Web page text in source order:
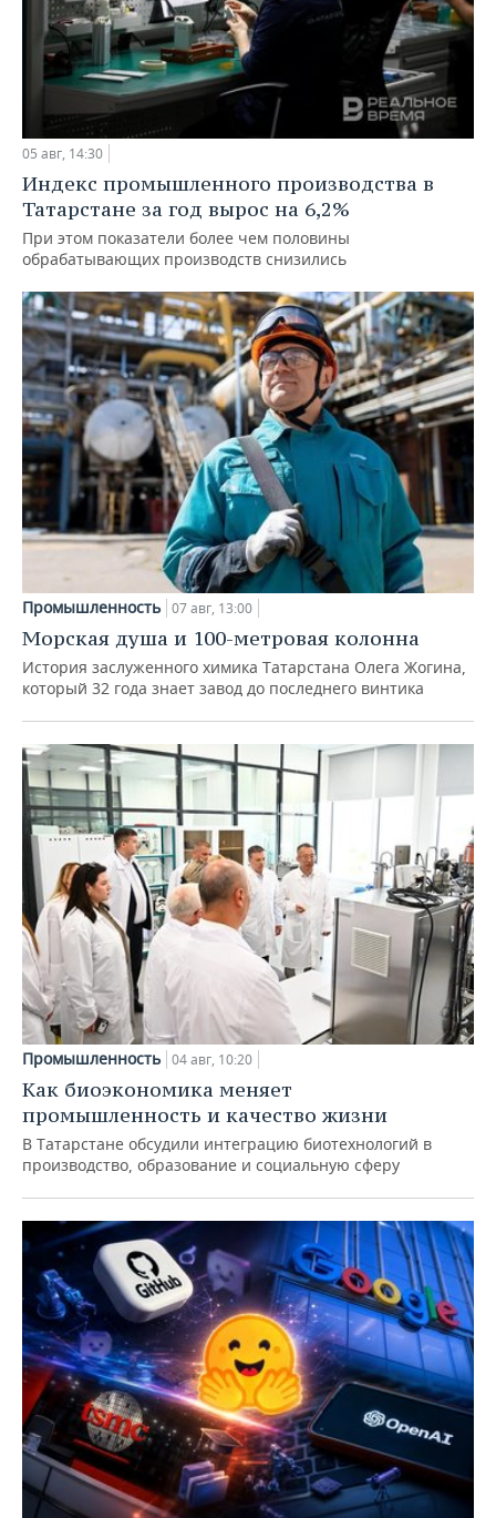
05 авг, 14:30
Индекс промышленного производства в
Татарстане за год вырос на 6,2%
При этом показатели более чем половины
обрабатывающих производств снизились
Промышленность 07 авг, 13:00
Морская душа и 100-метровая колонна
История заслуженного химика Татарстана Олега Жогина,
который 32 года знает завод до последнего винтика
Промышленность 04 авг, 10:20
Как биоэкономика меняет
промышленность и качество жизни
В Татарстане обсудили интеграцию биотехнологий в
производство, образование и социальную сферу